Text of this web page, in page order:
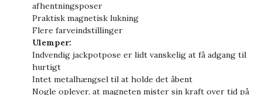
afhentningsposer
Praktisk magnetisk lukning
Flere farveindstillinger
Ulemper:
Indvendig jackpotpose er lidt vanskelig at få adgang til
hurtigt
Intet metalhængsel til at holde det åbent
Nogle oplever, at magneten mister sin kraft over tid på